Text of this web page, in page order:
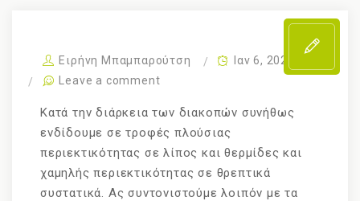
Ειρήνη Μπαμπαρούτση
Ιαν 6, 2022
Leave a comment
Κατά την διάρκεια των διακοπών συνήθως
ενδίδουμε σε τροφές πλούσιας
περιεκτικότητας σε λίπος και θερμίδες και
χαμηλής περιεκτικότητας σε θρεπτικά
συστατικά. Ας συντονιστούμε λοιπόν με τα